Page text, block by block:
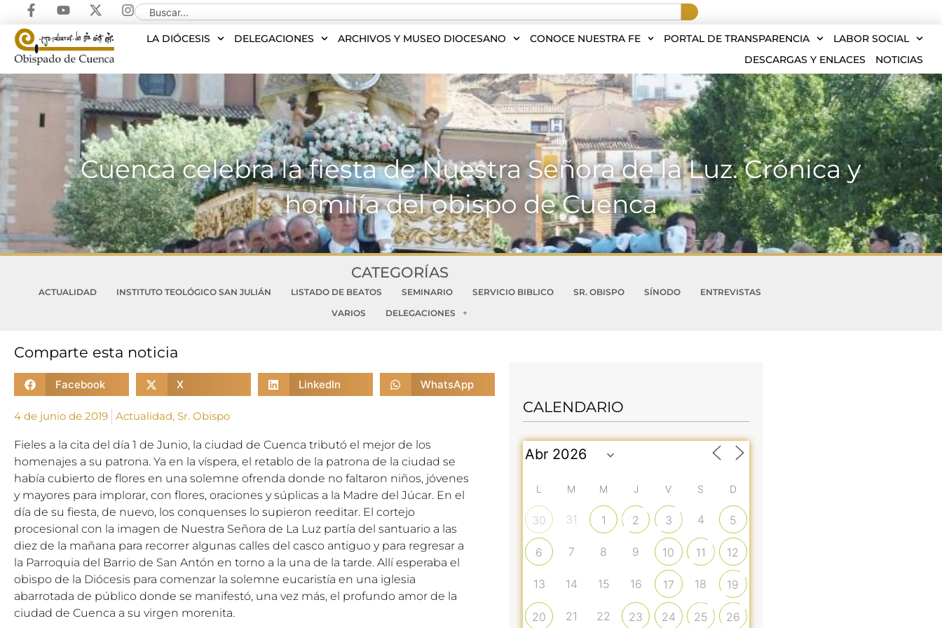
LA DIÓCESIS DELEGACIONES ARCHIVOS Y MUSEO DIOCESANO CONOCE NUESTRA FE PORTAL DE TRANSPARENCIA
LABOR SOCIAL
DESCARGAS Y ENLACES
NOTICIAS
Cuenca celebra la fiesta de Nuestra Señora de la Luz. Crónica y
homilía del obispo de Cuenca
CATEGORÍAS
ACTUALIDAD INSTITUTO TEOLÓGICO SAN JULIÁN LISTADO DE BEATOS SEMINARIO SERVICIO BIBLICO SR. OBISPO SÍNODO
ENTREVISTAS
VARIOS
DELEGACIONES
Comparte esta noticia
Facebook X LinkedIn WhatsApp
4 de junio de 2019 Actualidad, Sr. Obispo
Fieles a la cita del día 1 de Junio, la ciudad de Cuenca tributó el mejor de los
homenajes a su patrona. Ya en la víspera, el retablo de la patrona de la ciudad se
había cubierto de flores en una solemne ofrenda donde no faltaron niños, jóvenes
y mayores para implorar, con flores, oraciones y súplicas a la Madre del Júcar. En el
día de su fiesta, de nuevo, los conquenses lo supieron reeditar. El cortejo
procesional con la imagen de Nuestra Señora de La Luz partía del santuario a las
diez de la mañana para recorrer algunas calles del casco antiguo y para regresar a
la Parroquia del Barrio de San Antón en torno a la una de la tarde. Allí esperaba el
obispo de la Diócesis para comenzar la solemne eucaristía en una iglesia
abarrotada de público donde se manifestó, una vez más, el profundo amor de la
ciudad de Cuenca a su virgen morenita.
CALENDARIO
L M M J V S D
30 31 1 2 3 4 5
6 7 8 9 10 11 12
13 14 15 16 17 18 19
20 21 22 23 24 25 26